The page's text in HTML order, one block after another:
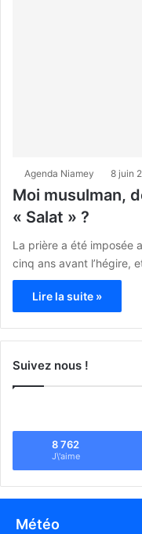
Agenda Niamey 8 juin
Moi musulman,
« Salat » ?
La prière a été imposée
cinq ans avant l’hégire,
Lire la suite »
Suivez nous !
8 762
J\'aime
Météo